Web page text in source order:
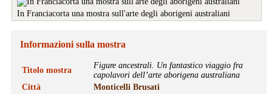
In Franciacorta una mostra sull'arte degli aborigeni australiani
Informazioni sulla mostra
Titolo mostra
Figure ancestrali. Un fantastico viaggio fra
capolavori dell’arte aborigena australiana
Città
Monticelli Brusati